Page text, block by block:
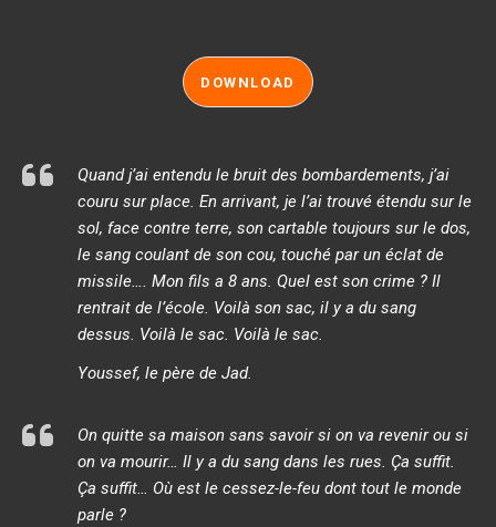
DOWNLOAD
Quand j’ai entendu le bruit des bombardements, j’ai
couru sur place. En arrivant, je l’ai trouvé étendu sur le
sol, face contre terre, son cartable toujours sur le dos,
le sang coulant de son cou, touché par un éclat de
missile…. Mon fils a 8 ans. Quel est son crime ? Il
rentrait de l’école. Voilà son sac, il y a du sang
dessus. Voilà le sac. Voilà le sac.
Youssef, le père de Jad.
On quitte sa maison sans savoir si on va revenir ou si
on va mourir… Il y a du sang dans les rues. Ça suffit.
Ça suffit… Où est le cessez-le-feu dont tout le monde
parle ?